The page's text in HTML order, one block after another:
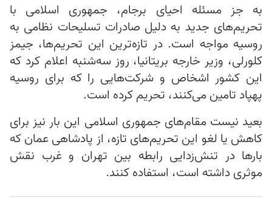
به جز مسئله احیای برجام، جمهوری اسلامی با
تحریم‌های جدید به دلیل صادرات تسلیحات نظامی به
روسیه مواجه است. در تازه‌ترین این تحریم‌ها، جیمز
کلورلی، وزیر خارجه بریتانیا، روز سه‌شنبه اعلام کرد که
این کشور اشخاص و شرکت‌هایی را که برای روسیه
پهپاد تامین می‌کنند، تحریم کرده است.
بعید نیست مقام‌های جمهوری اسلامی این بار نیز برای
کاهش یا لغو این تحریم‌های تازه، از پادشاهی عمان که
بارها در تنش‌زدایی رابطه بین تهران و غرب نقش
موثری داشته است، استفاده کنند.